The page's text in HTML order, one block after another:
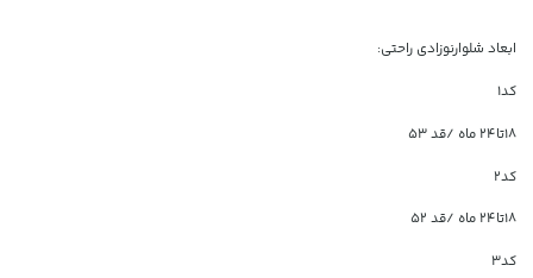
ابعاد شلوارنوزادی راحتی:
کد1
۱۸تا۲۴ ماه /قد ۵۳
کد2
۱۸تا۲۴ ماه /قد ۵۲
کد3